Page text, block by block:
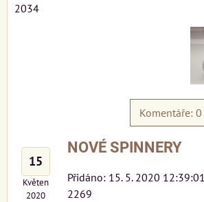
2034
Komentáře: 0
15
Květen
2020
NOVÉ SPINNERY
Přidáno: 15. 5. 2020 12:39:01
2269